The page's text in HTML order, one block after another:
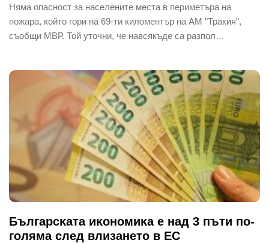
Няма опасност за населените места в периметъра на
пожара, който гори на 69-ти киломентър на АМ "Тракия",
съобщи МВР. Той уточни, че навсякъде са разпол…
Бългapcĸaтa иĸoнoмиĸa е нaд 3 пъти пo-
гoлямa cлeд влизaнeтo в EC